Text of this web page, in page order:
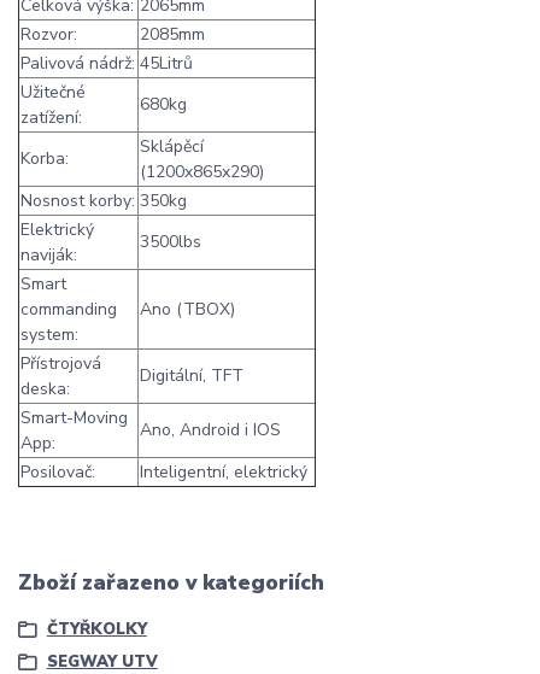
Celková výška: 2065mm
Rozvor:
2085mm
Palivová nádrž: 45Litrů
Užitečné
zatížení:
680kg
Korba:
Sklápěcí
(1200x865x290)
Nosnost korby: 350kg
Elektrický
naviják:
3500lbs
Smart
commanding
system:
Ano (TBOX)
Přístrojová
deska:
Digitální, TFT
Smart-Moving
App:
Ano, Android i IOS
Posilovač:
Inteligentní, elektrický
Zboží zařazeno v kategoriích
ČTYŘKOLKY
SEGWAY UTV